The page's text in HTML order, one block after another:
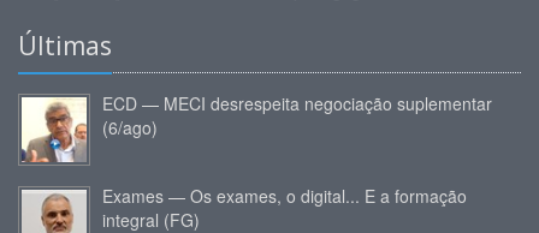
Últimas
ECD — MECI desrespeita negociação suplementar
(6/ago)
Exames — Os exames, o digital... E a formação
integral (FG)